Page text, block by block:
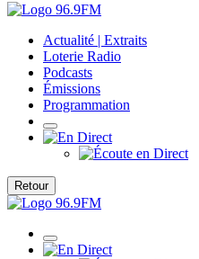
Actualité | Extraits
Loterie Radio
Podcasts
Émissions
Programmation
Retour